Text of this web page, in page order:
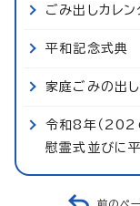
ごみ出しカレン
平和記念式典
家庭ごみの出し
令和8年（
慰霊式並びに
前のペ